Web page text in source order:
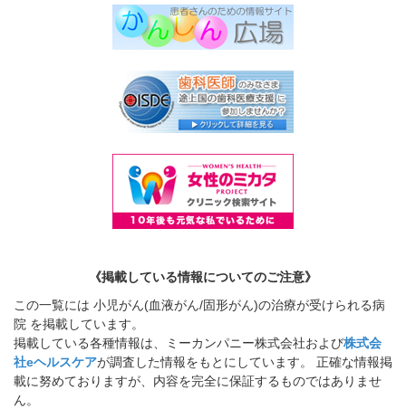
《掲載している情報についてのご注意》
この一覧には 小児がん(血液がん/固形がん)の治療が受けられる病
院 を掲載しています。
掲載している各種情報は、ミーカンパニー株式会社および株式会
社eヘルスケアが調査した情報をもとにしています。 正確な情報掲
載に努めておりますが、内容を完全に保証するものではありませ
ん。